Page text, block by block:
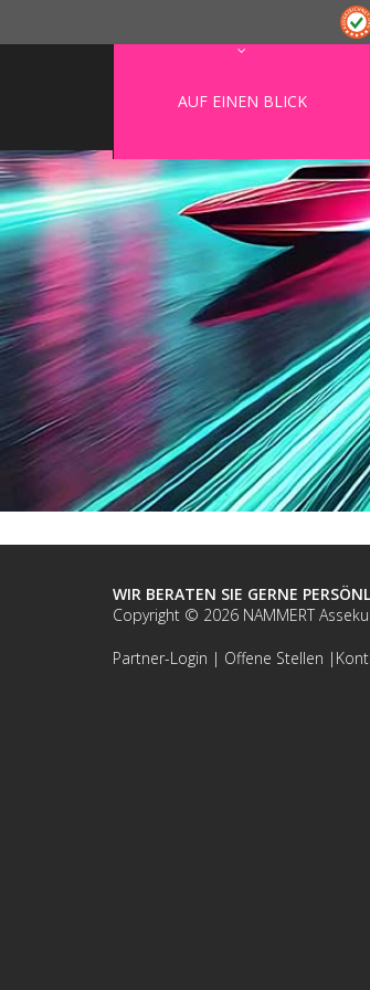
AUF EINEN BLICK
WIR BERATEN SIE GERNE
Copyright © 2026 NAMMERT
Partner-Login | Offene Stellen |